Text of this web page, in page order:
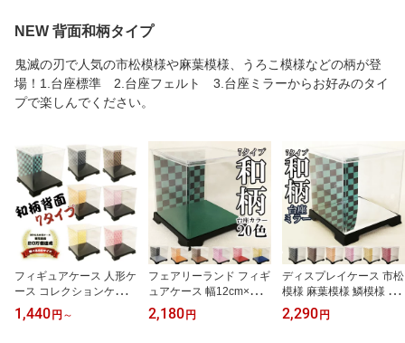
NEW 背面和柄タイプ
鬼滅の刃で人気の市松模様や麻葉模様、うろこ模様などの柄が登
場！1.台座標準 2.台座フェルト 3.台座ミラーからお好みのタイ
プで楽しんでください。
フィギュアケース 人形ケ
ース コレクションケース
幅12cm 奥行12cm 高08c
m～40cm ディスプレイ
1,440 円 ～
フェアリーランド フィギ
ュアケース 幅12cm×奥行
12cm×高08cm 台座フェ
ルト 市松模様 麻葉模様
2,180 円
ディスプレイケース 市松
模様 麻葉模様 鱗模様 和
柄 台座ミラー加工 巾12c
m×奥行12cm×高08cm フ
2,290 円